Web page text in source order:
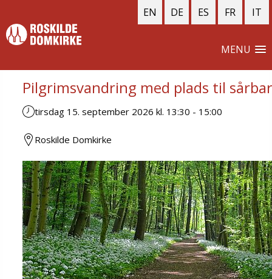
IT
FR
ES
DE
EN
MENU
Pilgrimsvandring med plads til
tirsdag 15. september 2026 kl. 13:30 - 15:00
Roskilde Domkirke